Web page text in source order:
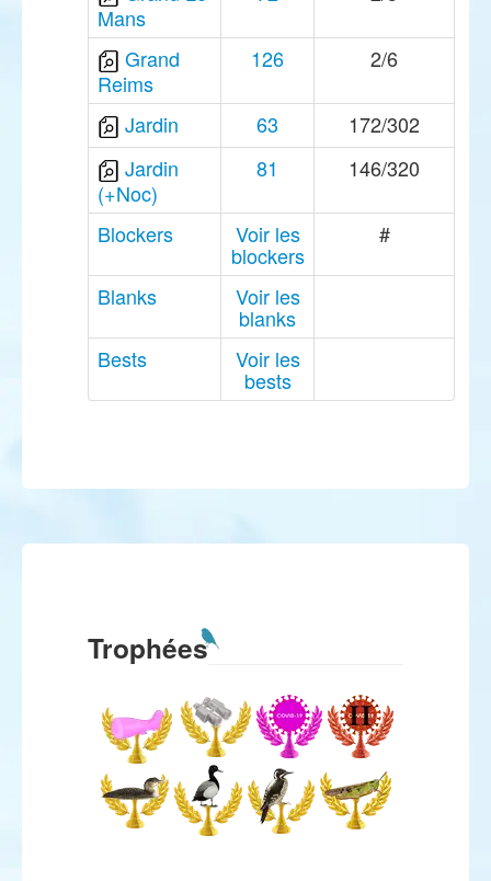
Mans
Grand
Reims
126 2/6
Jardin 63
172/302
Jardin
(+Noc)
81 146/320
Blockers Voir les
blockers
#
Blanks Voir les
blanks
Bests
Voir les
bests
Trophées